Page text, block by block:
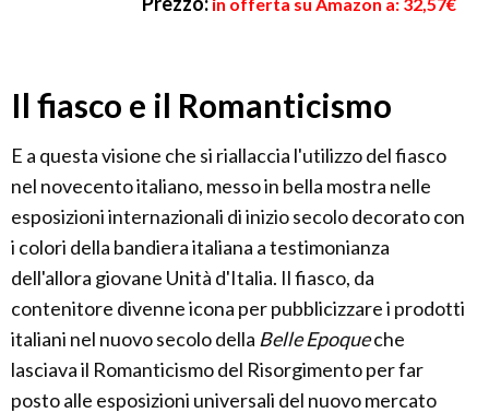
Il fiasco e il Romanticismo
E a questa visione che si riallaccia l'utilizzo del fiasco
nel novecento italiano, messo in bella mostra nelle
esposizioni internazionali di inizio secolo decorato con
i colori della bandiera italiana a testimonianza
dell'allora giovane Unità d'Italia. Il fiasco, da
contenitore divenne icona per pubblicizzare i prodotti
italiani nel nuovo secolo della Belle Epoqueche
lasciava il Romanticismo del Risorgimento per far
posto alle esposizioni universali del nuovo mercato